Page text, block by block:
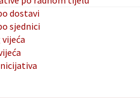
dostavi
sjednici